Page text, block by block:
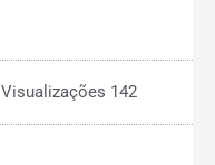
Visualizações 142